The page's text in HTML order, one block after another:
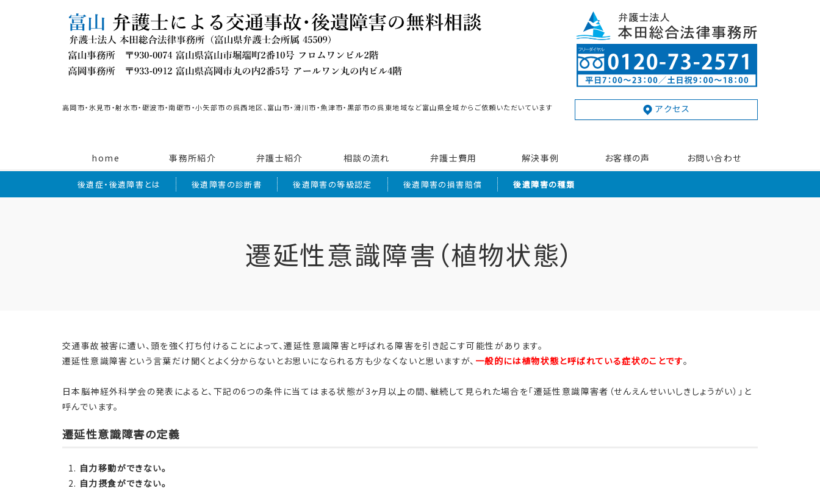
高岡市・氷見市・射水市・砺波市・南砺市・小矢部市の呉西地区、富山市・滑川市・魚津市・黒部市の呉東地域など富山県全域からご依頼いただいています アクセス
home 事務所紹介 弁護士紹介 相談の流れ 弁護士費用 解決事例 お客様の声 お問い合わせ
後遺症・後遺障害とは 後遺障害の診断書 後遺障害の等級認定 後遺障害の損害賠償 後遺障害の種類
遷延性意識障害（植物状態）
交通事故被害に遭い、頭を強く打ち付けることによって、遷延性意識障害と呼ばれる障害を引き起こす可能性があります。
遷延性意識障害という言葉だけ聞くとよく分からないとお思いになられる方も少なくないと思いますが、 一般的には植物状態と呼ばれている症状のことです。
日本脳神経外科学会の発表によると、下記の6つの条件に当てはまる状態が3ヶ月以上の間、継続して見られた場合を「遷延性意識障害者（せんえんせいいしきしょうがい）」と
呼んでいます。
遷延性意識障害の定義
自力移動ができない。
自力摂食ができない。